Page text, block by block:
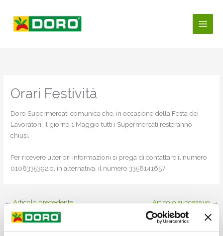
contenuto
Orari Festività
Doro Supermercati comunica che, in occasione della Festa dei
Lavoratori, il giorno 1 Maggio tutti i Supermercati resteranno
chiusi.
Per ricevere ulteriori informazioni si prega di contattare il numero
0108335392 o, in alternativa, il numero 3358141657
← Articolo precedente Articolo successivo →